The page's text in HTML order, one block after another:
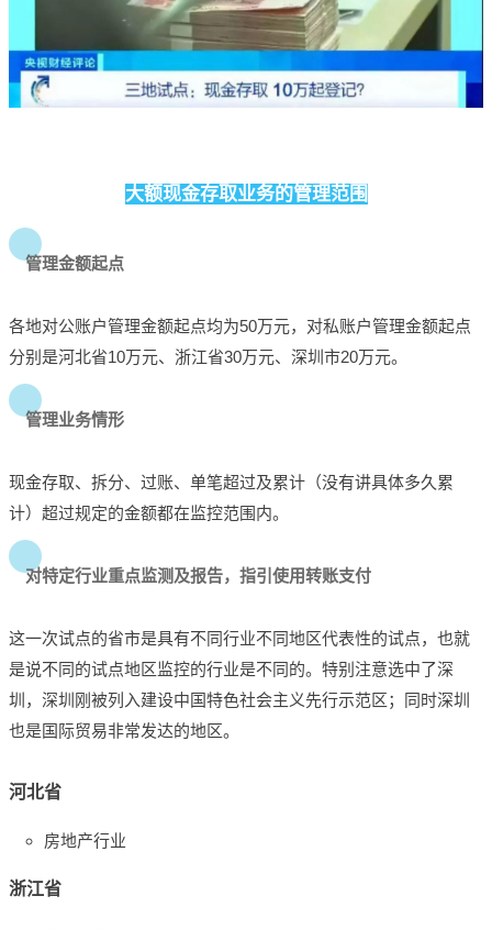
大额现金存取业务的管理范围
管理金额起点
各地对公账户管理金额起点均为50万元，对私账户管理金额起点
分别是河北省10万元、浙江省30万元、深圳市20万元。
管理业务情形
现金存取、拆分、过账、单笔超过及累计（没有讲具体多久累
计）超过规定的金额都在监控范围内。
对特定行业重点监测及报告，指引使用转账支付
这一次试点的省市是具有不同行业不同地区代表性的试点，也就
是说不同的试点地区监控的行业是不同的。 特别注意选中了深
圳，深圳刚被列入建设中国特色社会主义先行示范区；
同时深圳
也是国际贸易非常发达的地区。
河北省
房地产行业
浙江省